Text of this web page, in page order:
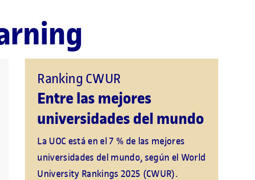
Ranking CWUR
Entre las mejores
universidades del mundo
La UOC está en el 7 % de las mejores
universidades del mundo, según el World
University Rankings 2025 (CWUR).